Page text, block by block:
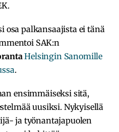
osa palkansaajista ei tänä
SAK:n
Helsingin Sanomille
.
ensimmäiseksi sitä,
uusiksi. Nykyisellä
ja työnantajapuolen